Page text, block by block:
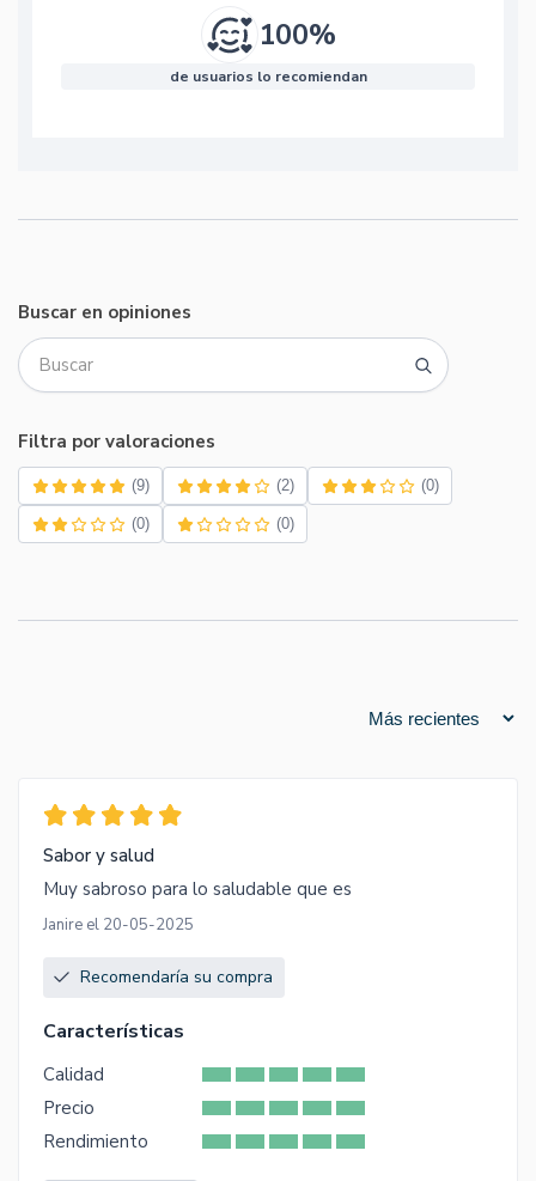
100%
de usuarios lo recomiendan
Buscar en opiniones
Filtra por valoraciones
(9) (2) (0)
(0) (0)
Sabor y salud
Muy sabroso para lo saludable que es
Janire el 20-05-2025
Recomendaría su compra
Características
Calidad
Precio
Rendimiento